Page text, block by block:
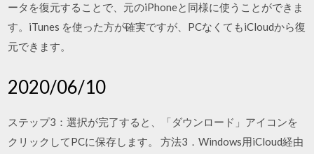
ータを復元することで、元のiPhoneと同様に使うことができま
す。iTunes を使った方が確実ですが、PCなくてもiCloudから復
元できます。
2020/06/10
ステップ3：選択が完了すると、「ダウンロード」アイコンを
クリックしてPCに保存します。 方法3．Windows用iCloud経由